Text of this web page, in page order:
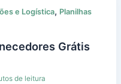
e Logística, Planilhas
Grátis
de leitura